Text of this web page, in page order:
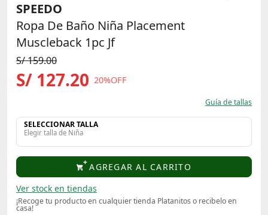
SPEEDO
Ropa De Baño Niña Placement
Muscleback 1pc Jf
S/ 159.00
S/ 127.20 20%OFF
Guía de tallas
SELECCIONAR TALLA
Elegir talla de Niña
AGREGAR AL CARRITO
Ver stock en tiendas
¡Recoge tu producto en cualquier tienda Platanitos o recibelo en
casa!